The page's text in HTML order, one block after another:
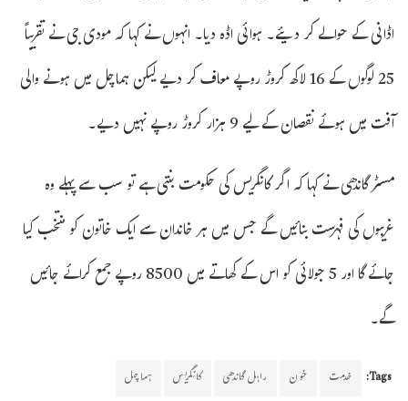
اڈانی کے حوالے کر دیئے۔ ہوائی اڈہ دیا۔ انہوں نے کہا کہ مودی جی نے تقریباً
25 لوگوں کے 16 لاکھ کروڑ روپے معاف کر دیے لیکن ہماچل میں ہونے والی
آفت میں ہوئے نقصان کے لیے 9 ہزار کروڑ روپے نہیں دیے۔
مسٹر گاندھی نے کہا کہ اگر کانگریس کی حکومت بنتی ہے تو سب سے پہلے وہ
غریبوں کی فہرست بنائیں گے جس میں ہر خاندان سے ایک خاتون کو منتخب کیا
جائے گا اور 5 جولائی کو اس کے کھاتے میں 8500 روپے جمع کرائے جائیں
گے۔
Tags: خدمت خون راہل گاندھی کانگریس ہماچل